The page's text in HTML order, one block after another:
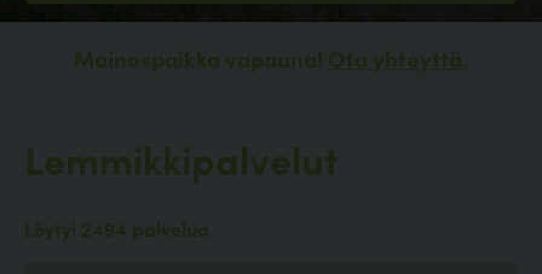
Mainospaikka vapaana! Ota yhteyttä.
Lemmikkipalvelut
Löytyi 2494 palvelua